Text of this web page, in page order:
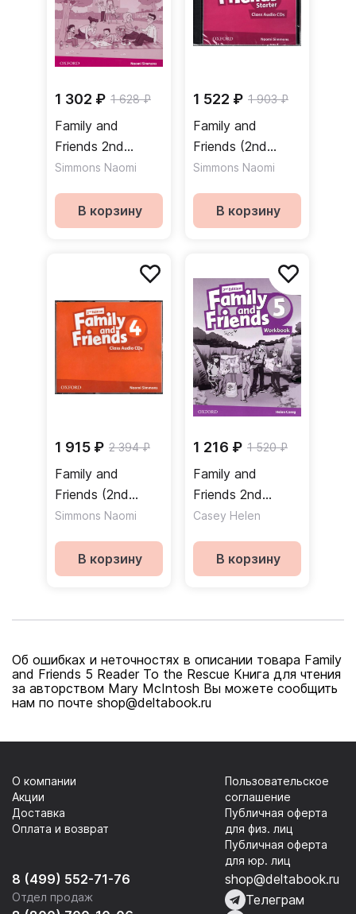
1 302 ₽ 1 628 ₽
Family and
Friends 2nd
Edition Starter
Рабочая тетрадь
Simmons Naomi
В корзину
1 522 ₽ 1 903 ₽
Family and
Friends (2nd
Edition) Starter
Аудиодиски
Simmons Naomi
В корзину
1 915 ₽ 2 394 ₽
Family and
Friends (2nd
Edition) 4 Class
Аудиодиски
Simmons Naomi
В корзину
1 216 ₽ 1 520 ₽
Family and
Friends 2nd
Edition 5
Practice Рабочая
тетрадь
Casey Helen
В корзину
Об ошибках и неточностях в описании товара Family
and Friends 5 Reader To the Rescue Книга для чтения
за авторством Mary McIntosh Вы можете сообщить
нам по почте shop@deltabook.ru
8 (499) 552-71-76
Отдел продаж
О компании
Акции
Доставка
Оплата и возврат
Пользовательское
соглашение
Публичная оферта
для физ. лиц
Публичная оферта
для юр. лиц
shop@deltabook.ru
Телеграм